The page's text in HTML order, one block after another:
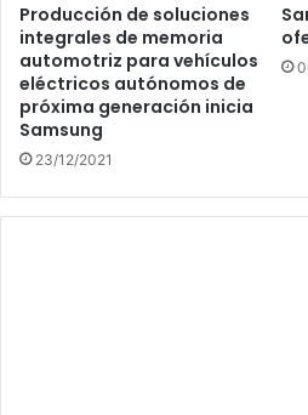
Producción de soluciones
integrales de memoria
automotriz para vehículos
eléctricos autónomos de
próxima generación inicia
Samsung
23/12/2021